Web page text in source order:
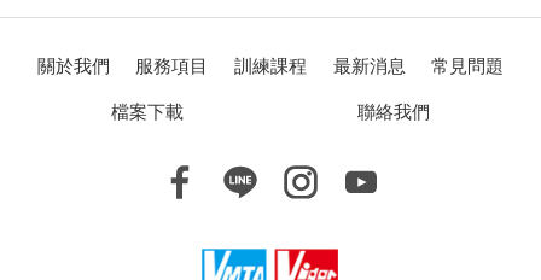
關於我們 服務項目 訓練課程 最新消息
常見問題
檔案下載
聯絡我們